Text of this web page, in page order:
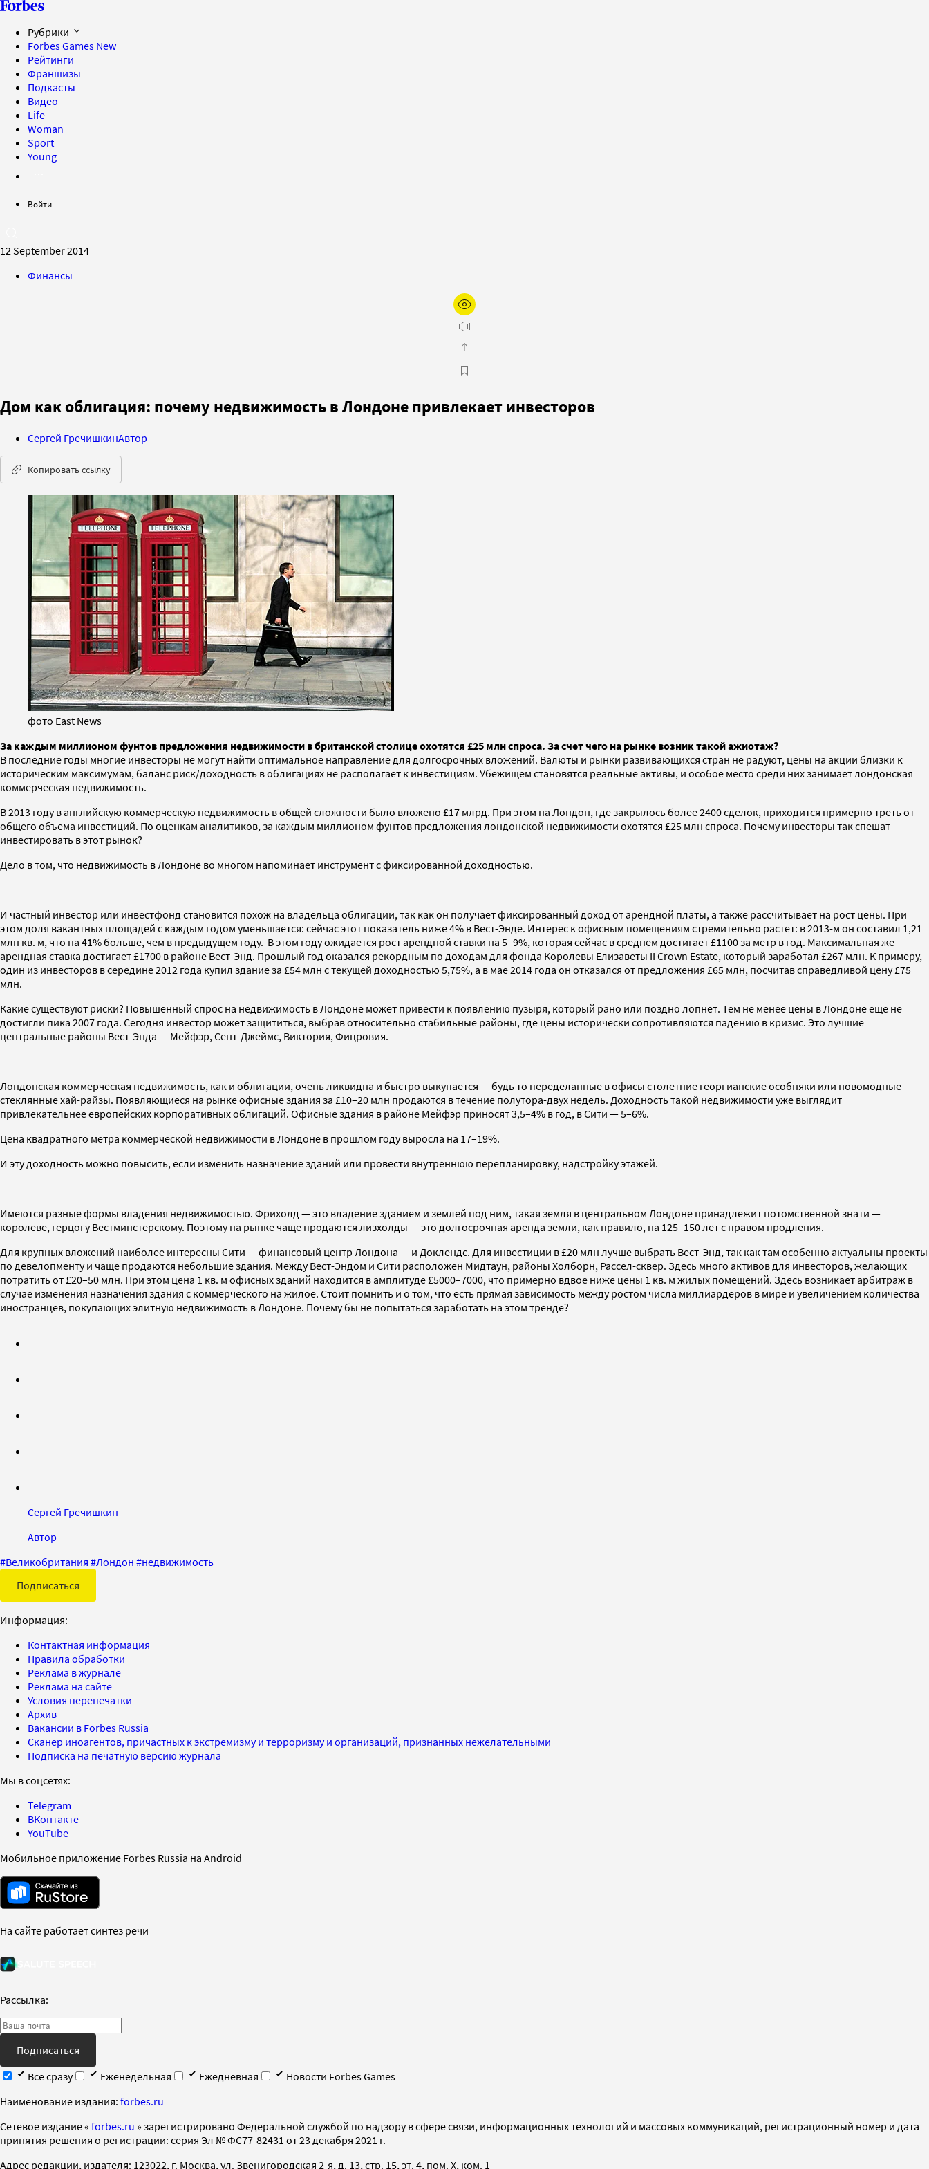
Рубрики
Forbes Games New
Рейтинги
Франшизы
Подкасты
Видео
Life
Woman
Sport
Young
Войти
12 September 2014
Финансы
Дом как облигация: почему недвижимость в Лондоне привлекает инвесторов
Сергей ГречишкинАвтор
Копировать ссылку
фото East News
За каждым миллионом фунтов предложения недвижимости в британской столице охотятся £25 млн спроса. За счет чего на рынке возник такой ажиотаж?
В последние годы многие инвесторы не могут найти оптимальное направление для долгосрочных вложений. Валюты и рынки развивающихся стран не радуют, цены на акции близки к
историческим максимумам, баланс риск/доходность в облигациях не располагает к инвестициям. Убежищем становятся реальные активы, и особое место среди них занимает лондонская
коммерческая недвижимость.
В 2013 году в английскую коммерческую недвижимость в общей сложности было вложено £17 млрд. При этом на Лондон, где закрылось более 2400 сделок, приходится примерно треть от
общего объема инвестиций. По оценкам аналитиков, за каждым миллионом фунтов предложения лондонской недвижимости охотятся £25 млн спроса. Почему инвесторы так спешат
инвестировать в этот рынок?
Дело в том, что недвижимость в Лондоне во многом напоминает инструмент с фиксированной доходностью.
И частный инвестор или инвестфонд становится похож на владельца облигации, так как он получает фиксированный доход от арендной платы, а также рассчитывает на рост цены. При
этом доля вакантных площадей с каждым годом уменьшается: сейчас этот показатель ниже 4% в Вест-Энде. Интерес к офисным помещениям стремительно растет: в 2013-м он составил 1,21
млн кв. м, что на 41% больше, чем в предыдущем году. В этом году ожидается рост арендной ставки на 5–9%, которая сейчас в среднем достигает £1100 за метр в год. Максимальная же
арендная ставка достигает £1700 в районе Вест-Энд. Прошлый год оказался рекордным по доходам для фонда Королевы Елизаветы II Сrown Estate, который заработал £267 млн. К примеру,
один из инвесторов в середине 2012 года купил здание за £54 млн с текущей доходностью 5,75%, а в мае 2014 года он отказался от предложения £65 млн, посчитав справедливой цену £75
млн.
Какие существуют риски? Повышенный спрос на недвижимость в Лондоне может привести к появлению пузыря, который рано или поздно лопнет. Тем не менее цены в Лондоне еще не
достигли пика 2007 года. Сегодня инвестор может защититься, выбрав относительно стабильные районы, где цены исторически сопротивляются падению в кризис. Это лучшие
центральные районы Вест-Энда — Мейфэр, Сент-Джеймс, Виктория, Фицровия.
Лондонская коммерческая недвижимость, как и облигации, очень ликвидна и быстро выкупается — будь то переделанные в офисы столетние георгианские особняки или новомодные
стеклянные хай-райзы. Появляющиеся на рынке офисные здания за £10–20 млн продаются в течение полутора-двух недель. Доходность такой недвижимости уже выглядит
привлекательнее европейских корпоративных облигаций. Офисные здания в районе Мейфэр приносят 3,5–4% в год, в Сити — 5–6%.
Цена квадратного метра коммерческой недвижимости в Лондоне в прошлом году выросла на 17–19%.
И эту доходность можно повысить, если изменить назначение зданий или провести внутреннюю перепланировку, надстройку этажей.
Имеются разные формы владения недвижимостью. Фрихолд — это владение зданием и землей под ним, такая земля в центральном Лондоне принадлежит потомственной знати —
королеве, герцогу Вестминстерскому. Поэтому на рынке чаще продаются лизхолды — это долгосрочная аренда земли, как правило, на 125–150 лет с правом продления.
Для крупных вложений наиболее интересны Сити — финансовый центр Лондона — и Доклендс. Для инвестиции в £20 млн лучше выбрать Вест-Энд, так как там особенно актуальны проекты
по девелопменту и чаще продаются небольшие здания. Между Вест-Эндом и Сити расположен Мидтаун, районы Холборн, Рассел-сквер. Здесь много активов для инвесторов, желающих
потратить от £20–50 млн. При этом цена 1 кв. м офисных зданий находится в амплитуде £5000–7000, что примерно вдвое ниже цены 1 кв. м жилых помещений. Здесь возникает арбитраж в
случае изменения назначения здания с коммерческого на жилое. Стоит помнить и о том, что есть прямая зависимость между ростом числа миллиардеров в мире и увеличением количества
иностранцев, покупающих элитную недвижимость в Лондоне. Почему бы не попытаться заработать на этом тренде?
Сергей Гречишкин
Автор
#Великобритания #Лондон #недвижимость
Подписаться
Информация:
Контактная информация
Правила обработки
Реклама в журнале
Реклама на сайте
Условия перепечатки
Архив
Вакансии в Forbes Russia
Сканер иноагентов, причастных к экстремизму и терроризму и организаций, признанных нежелательными
Подписка на печатную версию журнала
Мы в соцсетях:
Telegram
ВКонтакте
YouTube
Мобильное приложение Forbes Russia на Android
На сайте работает синтез речи
Рассылка:
Подписаться
Все сразу
Еженедельная Ежедневная
Новости Forbes Games
Наименование издания: forbes.ru
Cетевое издание « forbes.ru » зарегистрировано Федеральной службой по надзору в сфере связи, информационных технологий и массовых коммуникаций, регистрационный номер и дата
принятия решения о регистрации: серия Эл № ФС77-82431 от 23 декабря 2021 г.
Адрес редакции, издателя: 123022, г. Москва, ул. Звенигородская 2-я, д. 13, стр. 15, эт. 4, пом. X, ком. 1